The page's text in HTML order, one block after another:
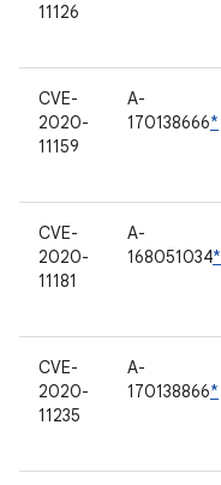
11126
CVE-
2020-
11159
A-
170138666*
CVE-
2020-
11181
A-
168051034*
CVE-
2020-
11235
A-
170138866*